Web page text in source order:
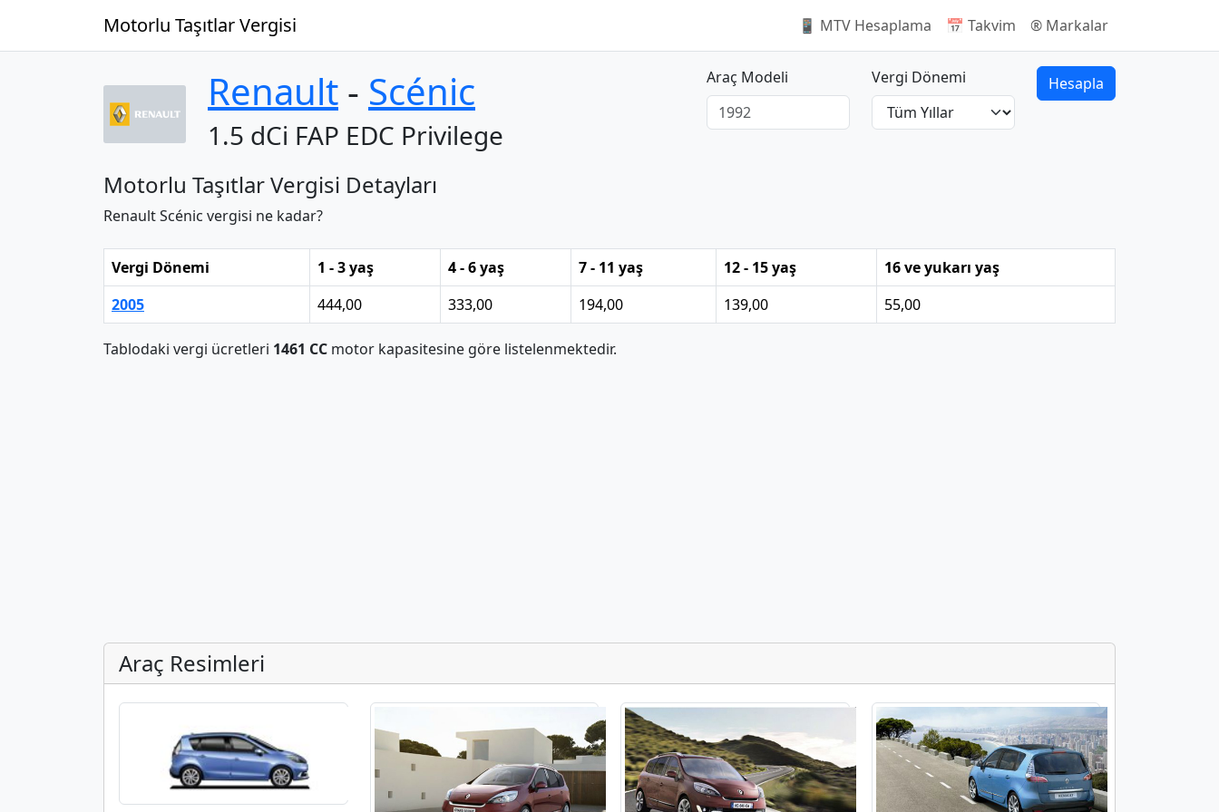
Motorlu Taşıtlar Vergisi 📱 MTV Hesaplama 📅 Takvim ®️ Markalar
Renault ‐ Scénic
1.5 dCi FAP EDC Privilege
Motorlu Taşıtlar Vergisi Detayları
Renault Scénic vergisi ne kadar?
Araç Modeli Vergi Dönemi Hesapla
Vergi Dönemi 1 - 3 yaş 4 - 6 yaş 7 - 11 yaş 12 - 15 yaş
16 ve yukarı yaş
2005
444,00 333,00 194,00 139,00 55,00
Tablodaki vergi ücretleri 1461 CC motor kapasitesine göre listelenmektedir.
Araç Resimleri